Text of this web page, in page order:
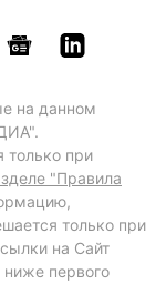
на данном
только при
"Правила
только при
на Сайт
ниже первого